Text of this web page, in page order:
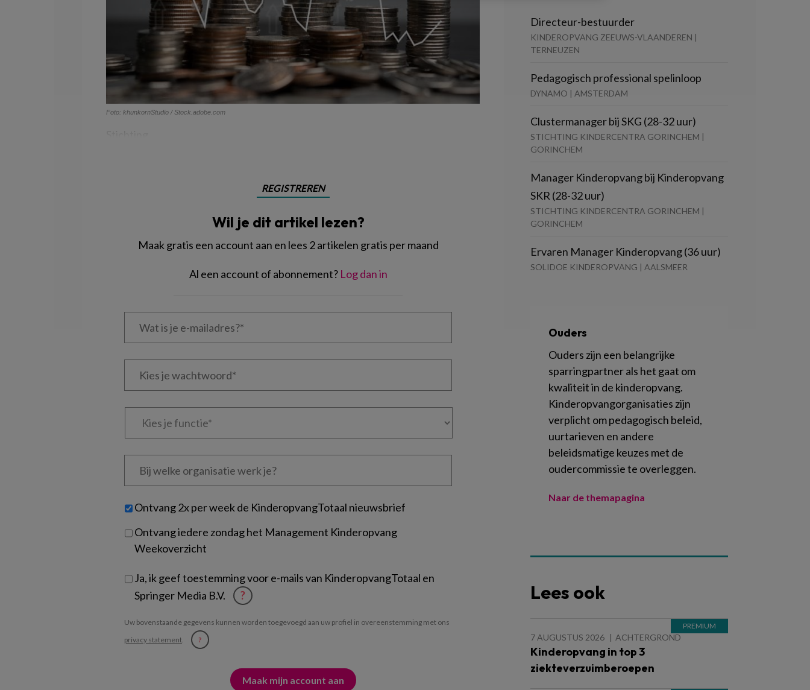
Foto: khunkornStudio / Stock.adobe.com
REGISTREREN
Wil je dit artikel lezen?
Maak gratis een account aan en lees 2 artikelen gratis per maand
Al een account of abonnement? Log dan in
Wat
Kies
Kies
Bij
welke
je?
Untitled
Ontvang 2x per week de KinderopvangTotaal nieuwsbrief
Ontvang iedere zondag het Management Kinderopvang
Weekoverzicht
Ja, ik geef toestemming voor e-mails van KinderopvangTotaal en
Springer Media B.V.
?
Uw bovenstaande gegevens kunnen worden toegevoegd aan uw profiel in overeenstemming met ons
privacy statement
?
Directeur-bestuurder
KINDEROPVANG ZEEUWS-VLAANDEREN |
TERNEUZEN
Pedagogisch professional spelinloop
DYNAMO | AMSTERDAM
Clustermanager bij SKG (28-32 uur)
STICHTING KINDERCENTRA GORINCHEM |
GORINCHEM
Manager Kinderopvang bij Kinderopvang
SKR (28-32 uur)
STICHTING KINDERCENTRA GORINCHEM |
GORINCHEM
Ervaren Manager Kinderopvang (36 uur)
SOLIDOE KINDEROPVANG | AALSMEER
Ouders
Ouders zijn een belangrijke
sparringpartner als het gaat om
kwaliteit in de kinderopvang.
Kinderopvangorganisaties zijn
verplicht om pedagogisch beleid,
uurtarieven en andere
beleidsmatige keuzes met de
oudercommissie te overleggen.
Naar de themapagina
Lees ook
7 AUGUSTUS 2026 ACHTERGROND
Kinderopvang in top 3
ziekteverzuimberoepen